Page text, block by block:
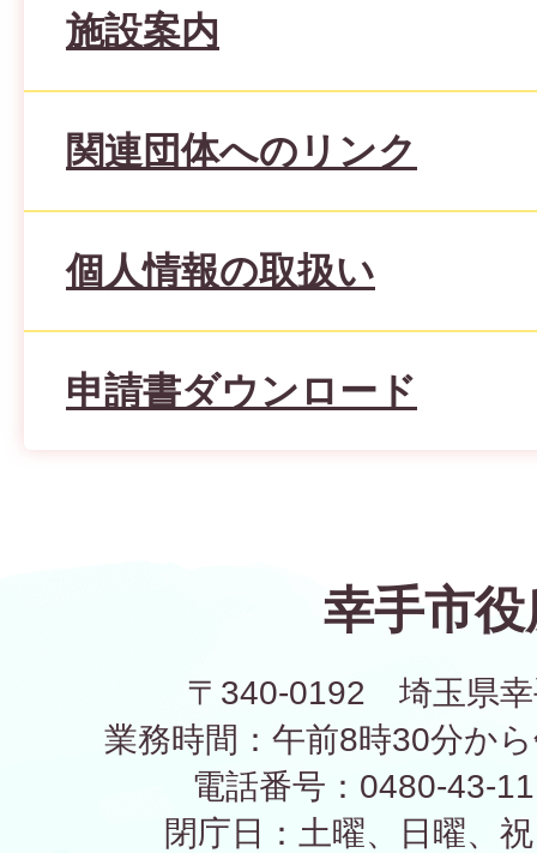
施設案内
関連団体へのリンク
個人情報の取扱い
申請書ダウンロード
幸手市役
〒340-0192 埼玉県幸
業務時間：午前8時30分か
電話番号：0480-43-
閉庁日：土曜、日曜、